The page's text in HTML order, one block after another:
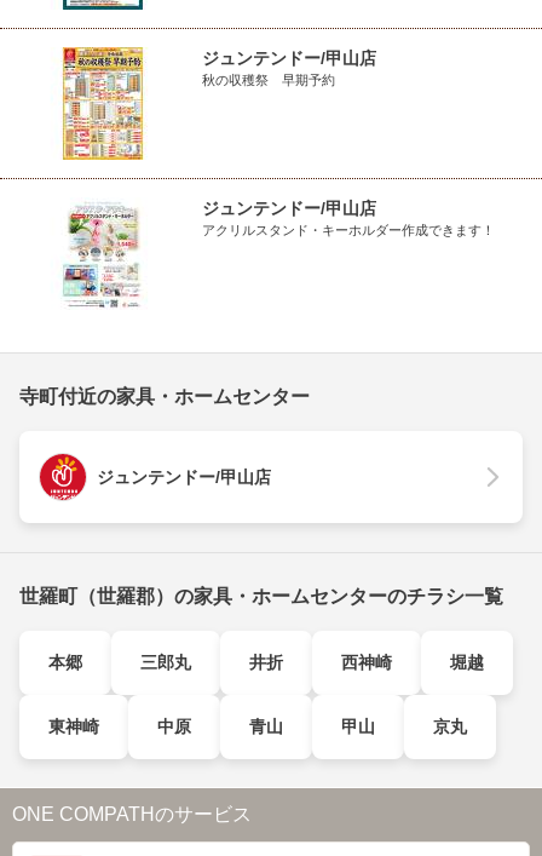
ジュンテンドー/甲山店
秋の収穫祭 早期予約
ジュンテンドー/甲山店
アクリルスタンド・キーホルダー作成できます！
寺町付近の家具・ホームセンター
ジュンテンドー/甲山店
世羅町（世羅郡）の家具・ホームセンターのチラシ一覧
本郷 三郎丸 井折 西神崎 堀越
東神崎 中原 青山 甲山 京丸
ONE COMPATHのサービス